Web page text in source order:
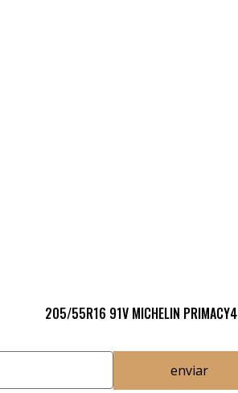
205/55R16 91V MICHELIN PRIMACY4
enviar